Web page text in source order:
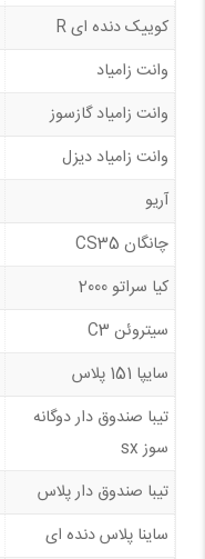
کوییک دنده‌ ای R
وانت زامیاد
وانت زامیاد گازسوز
وانت زامیاد دیزل
آریو
چانگان CS35
کیا سراتو 2000
سیتروئن C3
سایپا 151 پلاس
تیبا صندوق دار دوگانه
سوز sx
تیبا صندوق دار پلاس
ساینا پلاس دنده ای